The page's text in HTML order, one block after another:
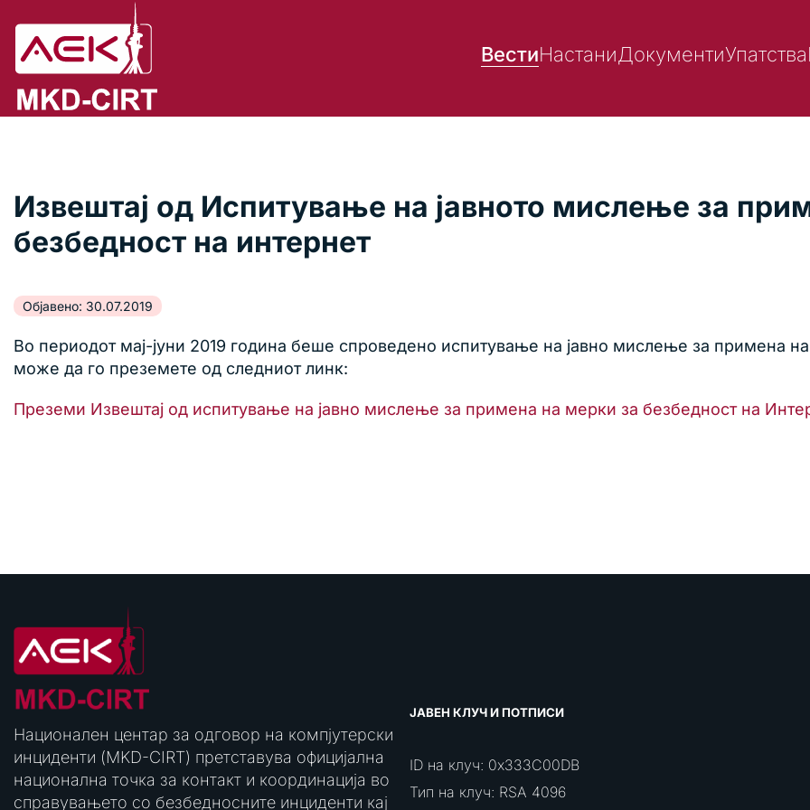
ВестиНастаниДокументиУпатства
Извештај од Испитување на јавното мислење за
безбедност на интернет
Објавено: 30.07.2019
Во периодот мај-јуни 2019 година беше спроведено испитување на јавно мислење за примена
може да го преземете од следниот линк:
Преземи Извештај од испитување на јавно мислење за примена на мерки за безбедност на
Национален центар за одговор на компјутерски
инциденти (MKD-CIRT) претставува официјална
национална точка за контакт и координација во
справувањето со безбедносните инциденти кај
ЈАВЕН КЛУЧ И ПОТПИСИ
ID на клуч: 0x333C00DB
Тип на клуч: RSA 4096